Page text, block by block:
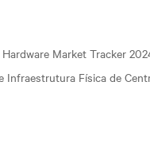
Hardware Market Tracker
Infraestrutura Física de